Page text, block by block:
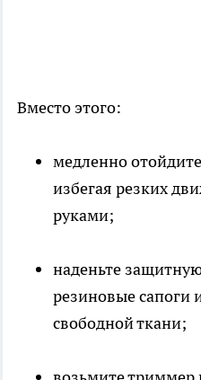
Вместо этого:
медленно
избегая резких
руками;
наденьте
резиновые сапоги
свободной ткани;